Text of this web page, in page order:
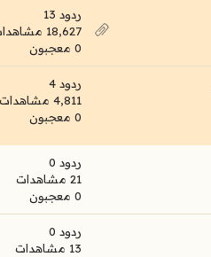
ردود 13
18,627 مشاهدات
0 معجبون
ردود 4
4,811 مشاهدات
0 معجبون
ردود 0
21 مشاهدات
0 معجبون
ردود 0
13 مشاهدات